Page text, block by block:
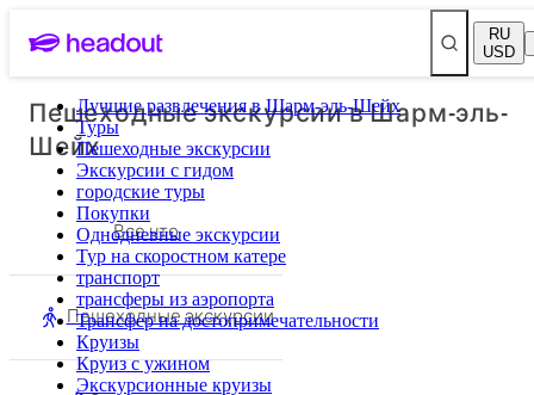
RU
USD
Лучшие развлечения в Шарм-эль-Шейх
Туры
Пешеходные экскурсии
Экскурсии с гидом
городские туры
Покупки
Однодневные экскурсии
Тур на скоростном катере
транспорт
трансферы из аэропорта
Трансфер на достопримечательности
Круизы
Круиз с ужином
Экскурсионные круизы
Пешеходные экскурсии в Шарм-эль-
Шейх
Все что
Пешеходные экскурсии